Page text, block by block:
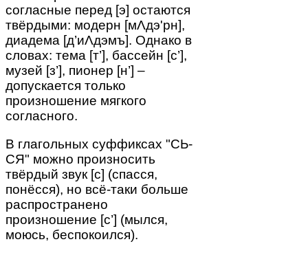
согласные перед [э] остаются
твёрдыми: модерн [мΛдэ'рн],
диадема [д’иΛдэмъ]. Однако в
словах: тема [т’], бассейн [с’],
музей [з’], пионер [н’] –
допускается только
произношение мягкого
согласного.
В глагольных суффиксах "СЬ-
СЯ" можно произносить
твёрдый звук [с] (спасся,
понёсся), но всё-таки больше
распространено
произношение [с’] (мылся,
моюсь, беспокоился).